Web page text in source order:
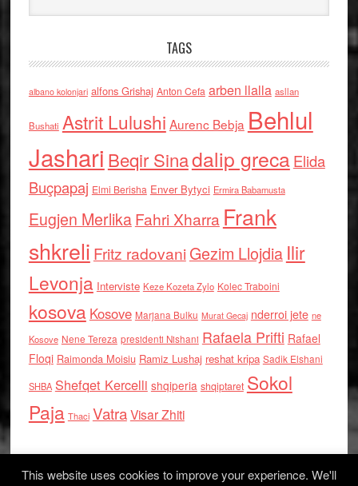
TAGS
albano kolonjari alfons Grishaj Anton Cefa arben llalla asllan
Bushati Astrit Lulushi Aurenc Bebja Behlul
Jashari Beqir Sinadalip grecaElida
Buçpapaj Elmi Berisha Enver Bytyci Ermira Babamusta
Eugjen MerlikaFahri Xharra Frank
shkreli Fritz radovaniGezim Llojdia Ilir
Levonja Interviste Keze Kozeta Zylo Kolec Traboini
kosova Kosove Marjana Bulku Murat Gecaj nderroi jete ne
Kosove Nene Tereza presidenti Nishani Rafaela Prifti Rafael
Floqi Raimonda Moisiu Ramiz Lushaj reshat kripa Sadik Elshani
SHBA Shefqet Kercelli shqiperia shqiptaret Sokol
Paja Thaci VatraVisar Zhiti
This website uses cookies to improve your experience. We'll